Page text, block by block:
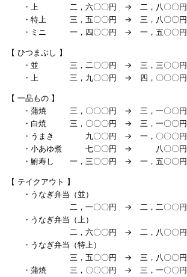
・上 二，六〇〇円 → 二，八〇〇円
・特上 三，五〇〇円 → 三，八〇〇円
・ミニ 一，四〇〇円 → 一，五〇〇円
【 ひつまぶし 】
・並 三，二〇〇円 → 三，三〇〇円
・上 三，九〇〇円 → 四，〇〇〇円
【 一品もの 】
・蒲焼 三，〇〇〇円 → 三，一〇〇円
・白焼 三，〇〇〇円 → 三，一〇〇円
・うまき 九〇〇円 → 一，〇〇〇円
・小あゆ煮 七〇〇円 → 八〇〇円
・鮒寿し 一，三〇〇円 → 一，五〇〇円
【 テイクアウト 】
・うなぎ弁当（並）
二，一〇〇円 → 二，二〇〇円
・うなぎ弁当（上）
二，六〇〇円 → 二，八〇〇円
・うなぎ弁当（特上）
三，五〇〇円 → 三，八〇〇円
・蒲焼 三，〇〇〇円 → 三，一〇〇円